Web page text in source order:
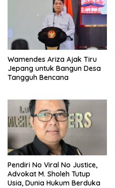
Wamendes Ariza Ajak Tiru
Jepang untuk Bangun Desa
Tangguh Bencana
Pendiri No Viral No Justice,
Advokat M. Sholeh Tutup
Usia, Dunia Hukum Berduka